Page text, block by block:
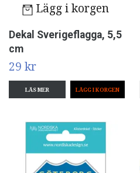
Lägg i korgen
Dekal Sverigeflagga, 5,5
cm
29 kr
LÄS MER